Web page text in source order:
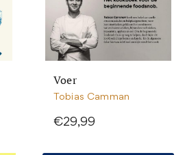
Voer
Tobias Camman
€29,99